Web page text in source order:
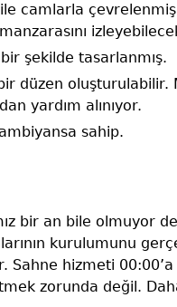
camlarla
şekilde tasarlanmış.
düzen oluşturulabilir.
yardım alınıyor.
sahip.
bir an bile olmuyor
kurulumunu
Sahne hizmeti
zorunda değil.